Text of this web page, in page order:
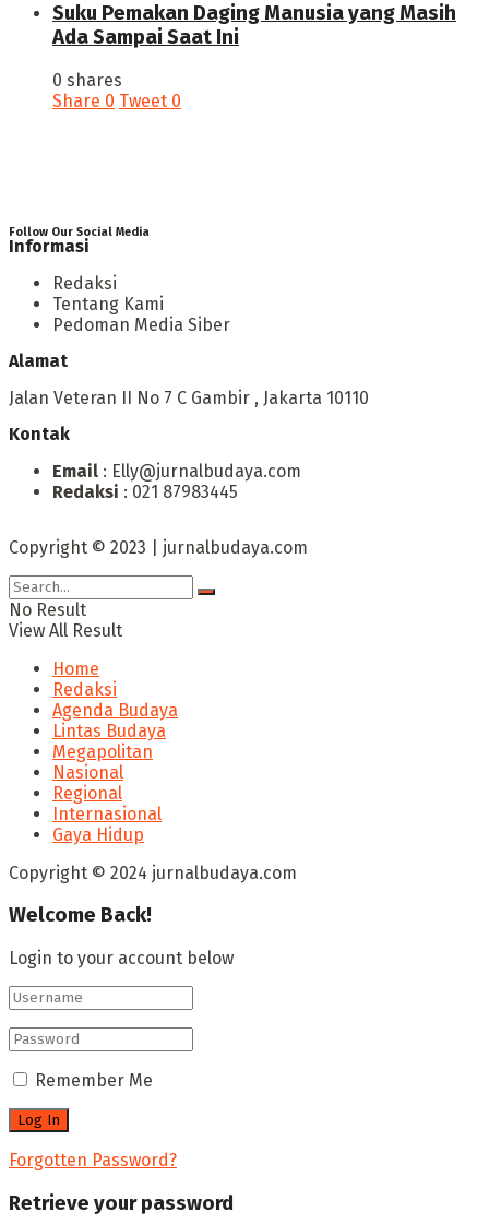
‎Suku Pemakan Daging Manusia yang Masih
Ada Sampai Saat Ini
0 shares
Share 0 Tweet 0
Follow Our Social Media
Informasi
Redaksi
Tentang Kami
Pedoman Media Siber
Alamat
Jalan Veteran II No 7 C Gambir , Jakarta 10110
Kontak
Email : Elly@jurnalbudaya.com
Redaksi : 021 87983445
Copyright © 2023 | jurnalbudaya.com
No Result
View All Result
Home
Redaksi
Agenda Budaya
Lintas Budaya
Megapolitan
Nasional
Regional
Internasional
Gaya Hidup
Copyright © 2024 jurnalbudaya.com
Welcome Back!
Login to your account below
Remember Me
Forgotten Password?
Retrieve your password